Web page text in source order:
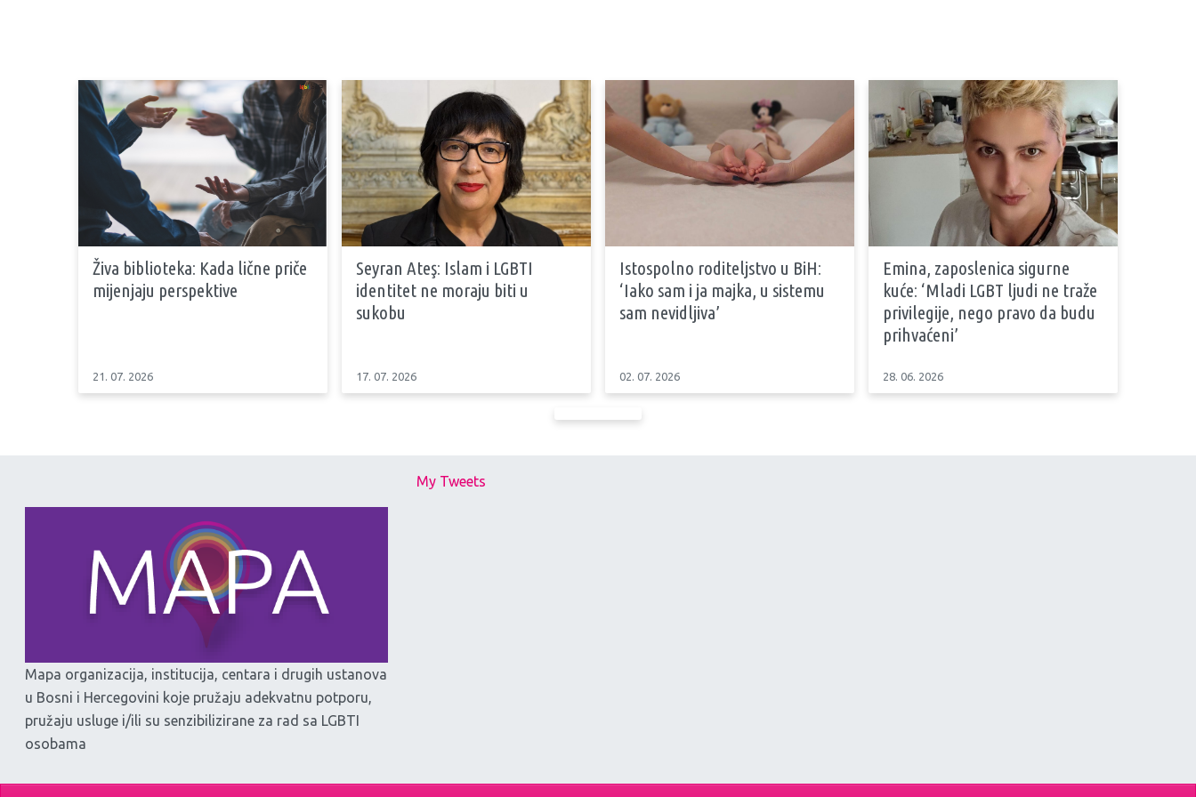
Živa biblioteka: Kada lične priče
mijenjaju perspektive
21. 07. 2026
Seyran Ateş: Islam i LGBTI
identitet ne moraju biti u
sukobu
17. 07. 2026
Istospolno roditeljstvo u BiH:
‘Iako sam i ja majka, u sistemu
sam nevidljiva’
02. 07. 2026
Emina, zaposlenica sigurne
kuće: ‘Mladi LGBT ljudi ne traže
privilegije, nego pravo da budu
prihvaćeni’
28. 06. 2026
Mapa organizacija, institucija, centara i drugih ustanova
u Bosni i Hercegovini koje pružaju adekvatnu potporu,
pružaju usluge i/ili su senzibilizirane za rad sa LGBTI
osobama
My Tweets